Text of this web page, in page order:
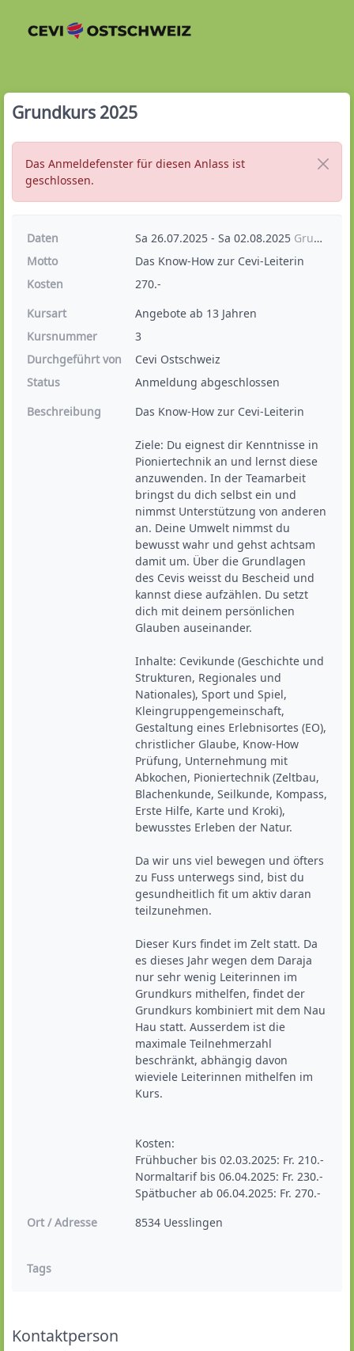
Grundkurs 2025
Das Anmeldefenster für diesen Anlass ist
geschlossen.
Daten Sa 26.07.2025 - Sa 02.08.2025 Grundkurs 2025
Motto
Das Know-How zur Cevi-Leiterin
Kosten
270.-
Kursart
Angebote ab 13 Jahren
Kursnummer
3
Durchgeführt von
Cevi Ostschweiz
Status
Anmeldung abgeschlossen
Beschreibung
Das Know-How zur Cevi-Leiterin
Ziele: Du eignest dir Kenntnisse in
Pioniertechnik an und lernst diese
anzuwenden. In der Teamarbeit
bringst du dich selbst ein und
nimmst Unterstützung von anderen
an. Deine Umwelt nimmst du
bewusst wahr und gehst achtsam
damit um. Über die Grundlagen
des Cevis weisst du Bescheid und
kannst diese aufzählen. Du setzt
dich mit deinem persönlichen
Glauben auseinander.
Inhalte: Cevikunde (Geschichte und
Strukturen, Regionales und
Nationales), Sport und Spiel,
Kleingruppengemeinschaft,
Gestaltung eines Erlebnisortes (EO),
christlicher Glaube, Know-How
Prüfung, Unternehmung mit
Abkochen, Pioniertechnik (Zeltbau,
Blachenkunde, Seilkunde, Kompass,
Erste Hilfe, Karte und Kroki),
bewusstes Erleben der Natur.
Da wir uns viel bewegen und öfters
zu Fuss unterwegs sind, bist du
gesundheitlich fit um aktiv daran
teilzunehmen.
Dieser Kurs findet im Zelt statt. Da
es dieses Jahr wegen dem Daraja
nur sehr wenig Leiterinnen im
Grundkurs mithelfen, findet der
Grundkurs kombiniert mit dem Nau
Hau statt. Ausserdem ist die
maximale Teilnehmerzahl
beschränkt, abhängig davon
wieviele Leiterinnen mithelfen im
Kurs.
Kosten:
Frühbucher bis 02.03.2025: Fr. 210.-
Normaltarif bis 06.04.2025: Fr. 230.-
Spätbucher ab 06.04.2025: Fr. 270.-
Ort / Adresse
Tags
Kontaktperson